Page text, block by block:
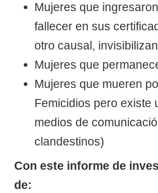
Mujeres que
fallecer en sus
otro causal,
Mujeres que
Mujeres que mueren
Femicidios pero existe
medios de
clandestinos)
Con este informe de
de: